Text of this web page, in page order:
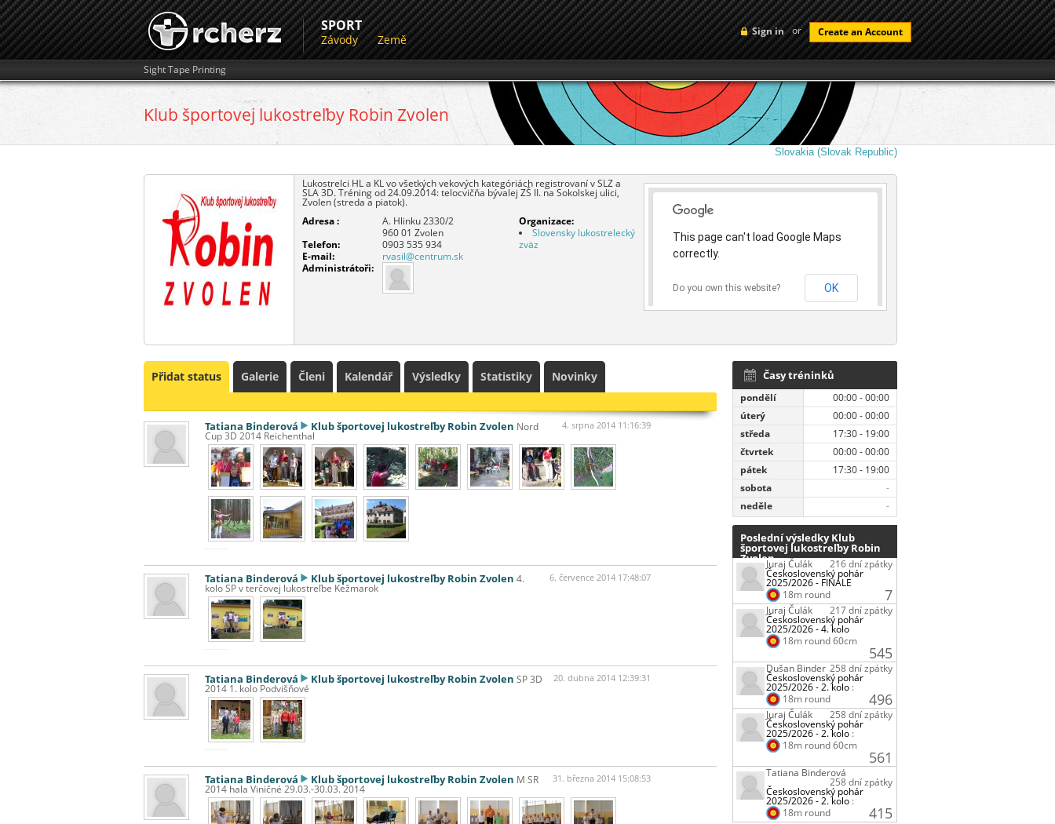
Sign in or Create an Account
SPORT
Závody Země
Sight Tape Printing
Klub športovej lukostreľby Robin Zvolen
Slovakia (Slovak Republic)
Lukostrelci HL a KL vo všetkých vekových kategóriách registrovaní v SLZ a
SLA 3D. Tréning od 24.09.2014: telocvičňa bývalej ZŠ II. na Sokolskej ulici,
Zvolen (streda a piatok).
Adresa :
A. Hlinku 2330/2
960 01 Zvolen
Telefon:
0903 535 934
E-mail:
rvasil@centrum.sk
Administrátoři:
Organizace:
Slovensky lukostrelecký
zväz
This page can't load Google Maps
correctly.
Do you own this website? OK
Přidat status Galerie Členi Kalendář Výsledky Statistiky Novinky
Tatiana Binderová Klub športovej lukostreľby Robin Zvolen 4. srpna 2014 11:16:39
Nord
Cup 3D 2014 Reichenthal
Tatiana Binderová Klub športovej lukostreľby Robin Zvolen 6. července 2014 17:48:07
4.
kolo SP v terčovej lukostreľbe Kežmarok
Tatiana Binderová Klub športovej lukostreľby Robin Zvolen 20. dubna 2014 12:39:31
SP 3D
2014 1. kolo Podvišňové
Tatiana Binderová Klub športovej lukostreľby Robin Zvolen 31. března 2014 15:08:53
M SR
2014 hala Viničné 29.03.-30.03. 2014
Časy tréninků
pondělí
00:00 - 00:00
úterý
00:00 - 00:00
středa
17:30 - 19:00
čtvrtek
00:00 - 00:00
pátek
17:30 - 19:00
sobota
-
neděle
-
Poslední výsledky Klub
športovej lukostreľby Robin
ZvolenJuraj Čulák 216 dní zpátky
Československý pohár
2025/2026 - FINÁLE
18m round
7
Juraj Čulák 217 dní zpátky
Československý pohár
2025/2026 - 4. kolo
18m round 60cm
545
Dušan Binder 258 dní zpátky
Československý pohár
2025/2026 - 2. kolo:
18m round
496
Juraj Čulák 258 dní zpátky
Československý pohár
2025/2026 - 2. kolo:
18m round 60cm
561
Tatiana Binderová
258 dní zpátky
Československý pohár
2025/2026 - 2. kolo:
18m round
415